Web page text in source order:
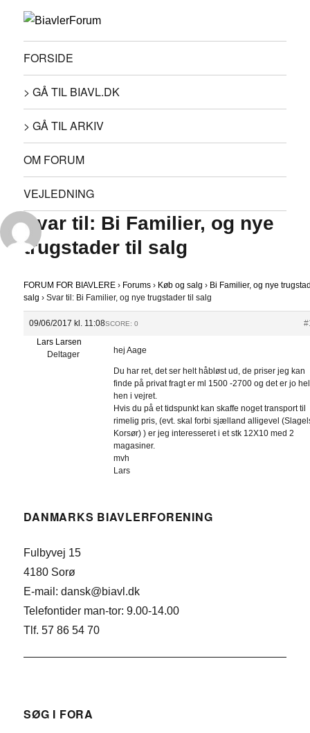
FORSIDE
> GÅ TIL BIAVL.DK
> GÅ TIL ARKIV
OM FORUM
VEJLEDNING
Svar til: Bi Familier, og nye
trugstader til salg
FORUM FOR BIAVLERE › Forums › Køb og salg › Bi Familier, og nye
salg › Svar til: Bi Familier, og nye trugstader til salg
09/06/2017 kl. 11:08SCORE: 0
Lars Larsen
Deltager
hej Aage
Du har ret, det ser helt håbløst ud, de priser jeg kan
finde på privat fragt er ml 1500 -2700 og det er jo
hen i vejret.
Hvis du på et tidspunkt kan skaffe noget transport til
rimelig pris, (evt. skal forbi sjælland alligevel
Korsør) ) er jeg interesseret i et stk 12X10 med 2
magasiner.
mvh
Lars
DANMARKS BIAVLERFORENING
Fulbyvej 15
4180 Sorø
E-mail: dansk@biavl.dk
Telefontider man-tor: 9.00-14.00
Tlf. 57 86 54 70
SØG I FORA